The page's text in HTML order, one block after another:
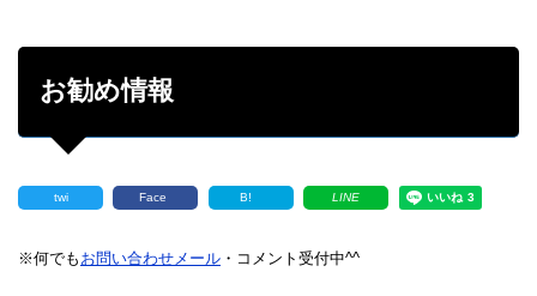
お勧め情報
twi Face B! LINE
※何でも お問い合わせメール ・コメント受付中^^